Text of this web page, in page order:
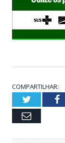
COMPARTILHAR:
Twitter
Email